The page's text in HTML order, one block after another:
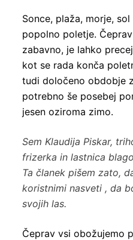
Sonce, plaža, morje,
popolno poletje.
zabavno, je lahko
kot se rada konča
tudi določeno obdobje
potrebno še posebej
jesen oziroma zimo.
Sem Klaudija Piskar,
frizerka in lastnica
Ta članek pišem zato,
koristnimi nasveti , da
svojih las.
Čeprav vsi obožujemo